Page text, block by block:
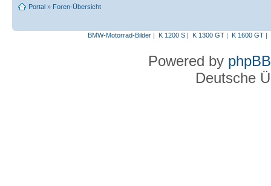
Portal » Foren-Übersicht
BMW-Motorrad-Bilder| K 1200 S| K 1300 GT| K 1600 GT|
Powered by phpBB
Deutsche